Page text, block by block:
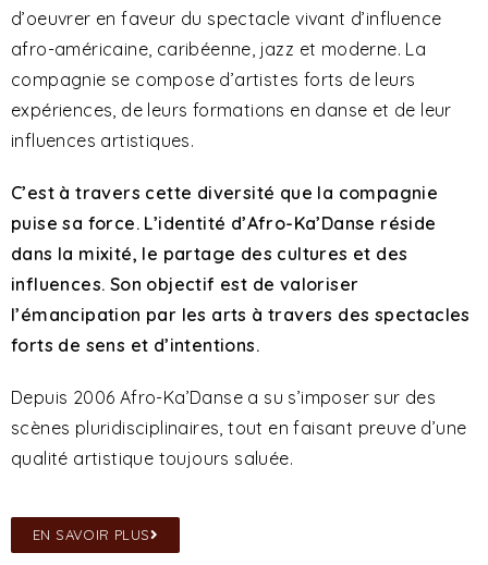
d’oeuvrer en faveur du spectacle vivant d’influence
afro-américaine, caribéenne, jazz et moderne. La
compagnie se compose d’artistes forts de leurs
expériences, de leurs formations en danse et de leur
influences artistiques.
C’est à travers cette diversité que la compagnie
puise sa force. L’identité d’Afro-Ka’Danse réside
dans la mixité, le partage des cultures et des
influences. Son objectif est de valoriser
l’émancipation par les arts à travers des spectacles
forts de sens et d’intentions.
Depuis 2006 Afro-Ka’Danse a su s’imposer sur des
scènes pluridisciplinaires, tout en faisant preuve d’une
qualité artistique toujours saluée.
EN SAVOIR PLUS